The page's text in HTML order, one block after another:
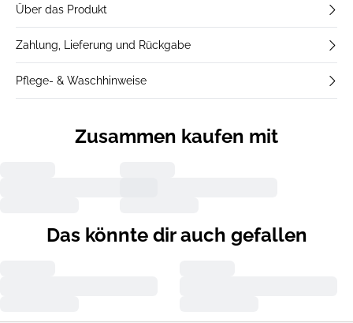
Über das Produkt
Zahlung, Lieferung und Rückgabe
Pflege- & Waschhinweise
Zusammen kaufen mit
Das könnte dir auch gefallen